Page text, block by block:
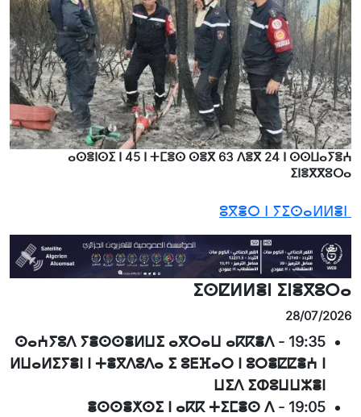
ⴰⵙⴻⵏⵙⵉ ⵏ 45 ⵏ ⵜⵎⴻⵙ ⵙⴻⴳ 63 ⴷⴻⴳ 24 ⵏ ⵙⵙⵡⴰⵢⴻⵄ
ⵉⵏⴻⴳⴳⵓⵔⴰ
ⵉⵙⵇⵍⵍⴻⵏ ⵉⵏⴻⴳⵓⵔⴰ
28/07/2026
19:35
-
ⵙⴰⵄⵢⵓⴷ ⵢⴻⵙⵙⴻⵍⵡⵉ ⴰⴳⵔⴰⵡ ⴰⴽⴽⴻⴷ
ⵍⵡⴰⵍⵉⵢⴻⵏ ⵏ ⵜⴻⴳⴷⵓⴷⴰ ⵉ ⵓⴹⴼⴰⵔ ⵏ ⵓⵔⴻⵇⵇⴻⵄ ⵏ
ⵡⵉⴷ ⵉⵀⵓⵡⵡⵣⴻⵏ
19:05
-
ⴻⵙⵙⴻⵅⵙⵉ ⵏ ⴰⴽⴽ ⵜⵉⵎⴻⵙ ⴷ